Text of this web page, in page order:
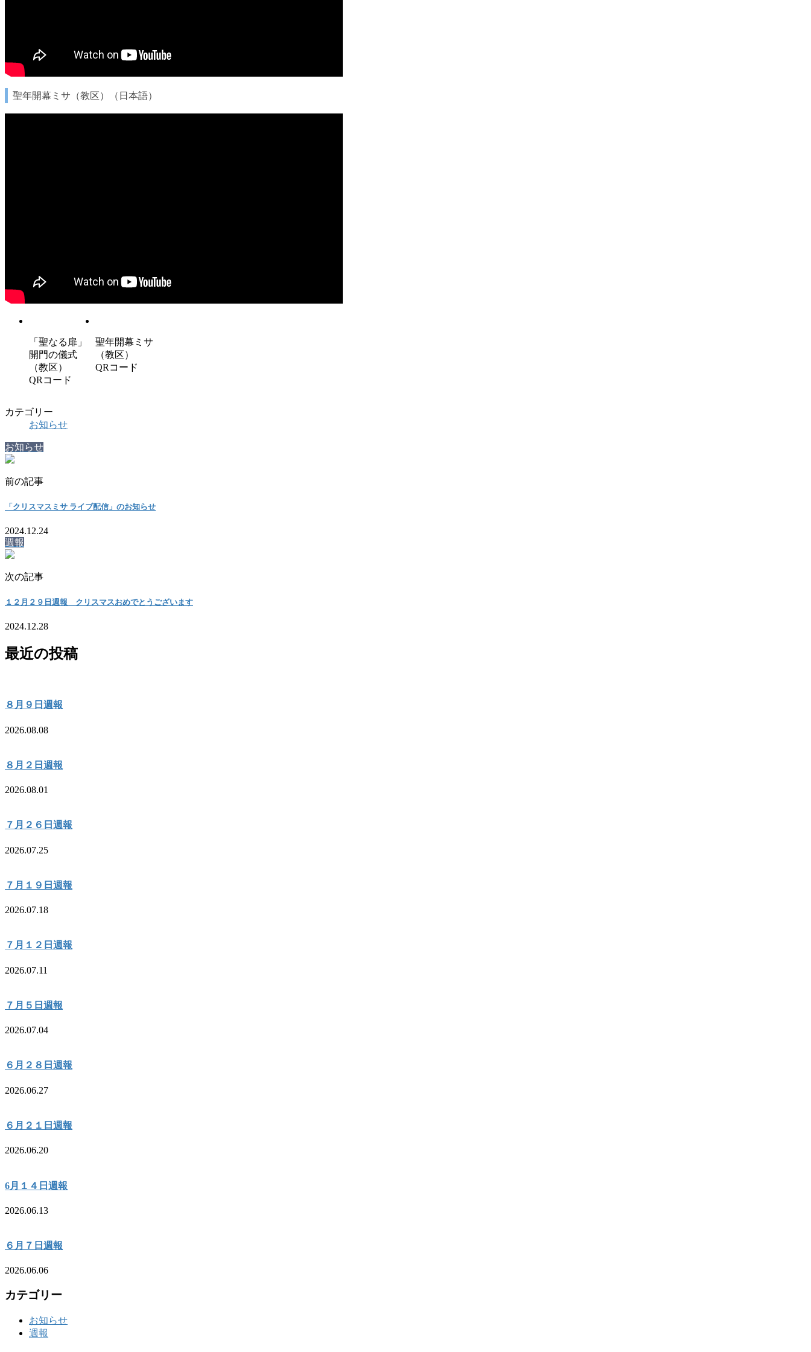
聖年開幕ミサ（教区）（日本語）
「聖なる扉」
開門の儀式
（教区）
QRコード
聖年開幕ミサ
（教区）
QRコード
カテゴリー
お知らせ
お知らせ
前の記事
「クリスマスミサ ライブ配信」のお知らせ
2024.12.24
週報
次の記事
１２月２９日週報 クリスマスおめでとうございます
2024.12.28
最近の投稿
８月９日週報
2026.08.08
８月２日週報
2026.08.01
７月２６日週報
2026.07.25
７月１９日週報
2026.07.18
７月１２日週報
2026.07.11
７月５日週報
2026.07.04
６月２８日週報
2026.06.27
６月２１日週報
2026.06.20
6月１４日週報
2026.06.13
６月７日週報
2026.06.06
カテゴリー
お知らせ
週報